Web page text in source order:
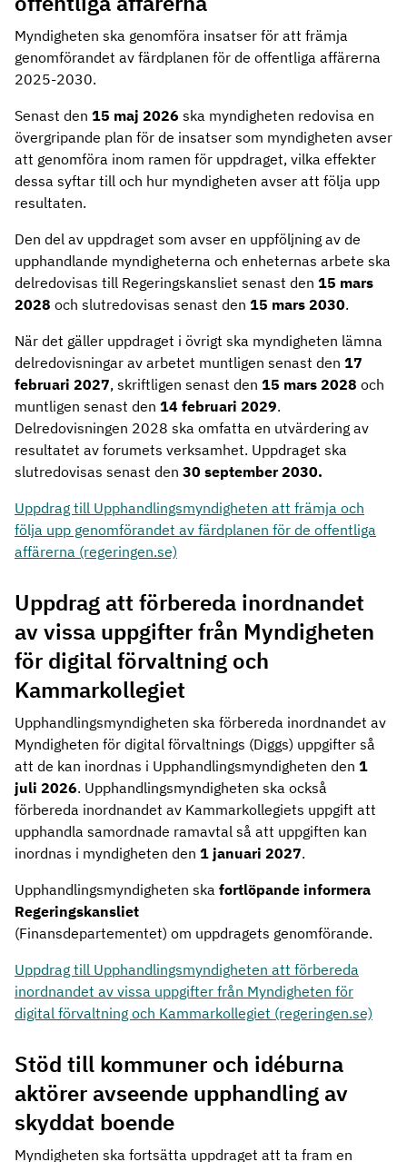
Myndigheten ska genomföra insatser för att främja
genomförandet av färdplanen för de offentliga affärerna
2025-2030.
Senast den 15 maj 2026 ska myndigheten redovisa en
övergripande plan för de insatser som myndigheten avser
att genomföra inom ramen för uppdraget, vilka effekter
dessa syftar till och hur myndigheten avser att följa upp
resultaten.
Den del av uppdraget som avser en uppföljning av de
upphandlande myndigheterna och enheternas arbete ska
delredovisas till Regeringskansliet senast den 15 mars
2028 och slutredovisas senast den 15 mars 2030.
När det gäller uppdraget i övrigt ska myndigheten lämna
delredovisningar av arbetet muntligen senast den 17
februari 2027, skriftligen senast den 15 mars 2028 och
muntligen senast den 14 februari 2029.
Delredovisningen 2028 ska omfatta en utvärdering av
resultatet av forumets verksamhet. Uppdraget ska
slutredovisas senast den 30 september 2030.
Uppdrag till Upphandlingsmyndigheten att främja och
följa upp genomförandet av färdplanen för de offentliga
affärerna (regeringen.se)
Uppdrag att förbereda inordnandet
av vissa uppgifter från Myndigheten
för digital förvaltning och
Kammarkollegiet
Upphandlingsmyndigheten ska förbereda inordnandet av
Myndigheten för digital förvaltnings (Diggs) uppgifter så
att de kan inordnas i Upphandlingsmyndigheten den 1
juli 2026. Upphandlingsmyndigheten ska också
förbereda inordnandet av Kammarkollegiets uppgift att
upphandla samordnade ramavtal så att uppgiften kan
inordnas i myndigheten den 1 januari 2027.
Upphandlingsmyndigheten ska fortlöpande informera
Regeringskansliet
(Finansdepartementet) om uppdragets genomförande.
Uppdrag till Upphandlingsmyndigheten att förbereda
inordnandet av vissa uppgifter från Myndigheten för
digital förvaltning och Kammarkollegiet (regeringen.se)
Stöd till kommuner och idéburna
aktörer avseende upphandling av
skyddat boende
Myndigheten ska fortsätta uppdraget att ta fram en